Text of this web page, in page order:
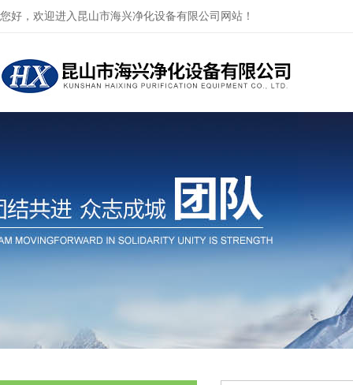
您好，欢迎进入昆山市海兴净化设备有限公司网站！